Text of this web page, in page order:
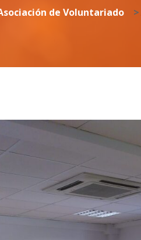
de Voluntariado >